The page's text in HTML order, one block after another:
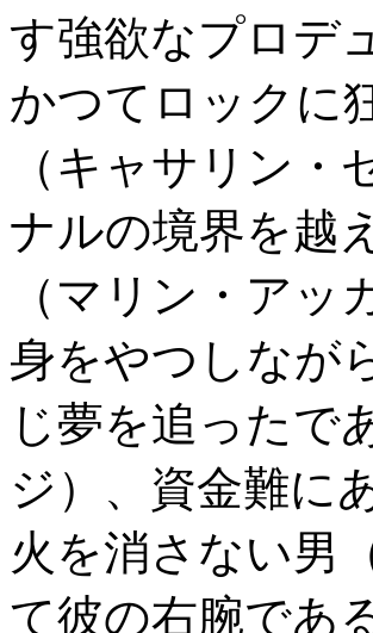
す強欲なプロデ
かつてロックに
（キャサリン
ナルの境界を越
（マリン・ア
身をやつしなが
じ夢を追ったで
ジ）、資金難に
火を消さない男
て彼の右腕であ